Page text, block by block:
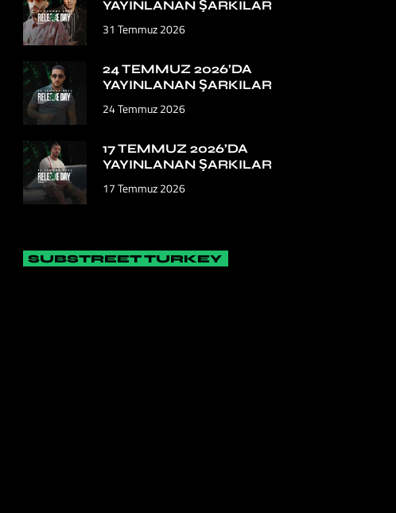
YAYINLANAN ŞARKILAR
31 Temmuz 2026
24 TEMMUZ 2026’DA
YAYINLANAN ŞARKILAR
24 Temmuz 2026
17 TEMMUZ 2026’DA
YAYINLANAN ŞARKILAR
17 Temmuz 2026
SUBSTREET TURKEY